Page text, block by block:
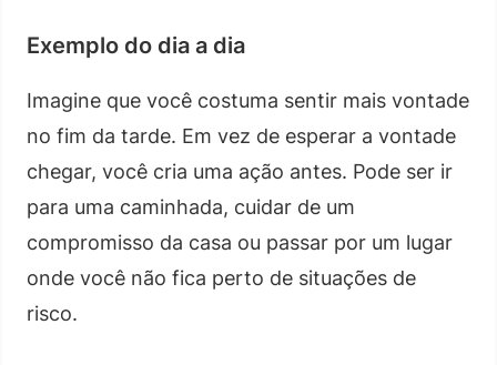
Exemplo do dia a dia
Imagine que você costuma sentir mais vontade
no fim da tarde. Em vez de esperar a vontade
chegar, você cria uma ação antes. Pode ser ir
para uma caminhada, cuidar de um
compromisso da casa ou passar por um lugar
onde você não fica perto de situações de
risco.